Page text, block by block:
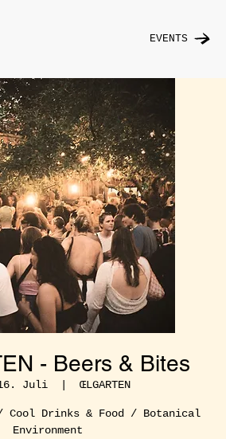
EVENTS
- Beers & Bites
Juli
  |
ŒLGARTEN
/ Cool Drinks & Food / Botanical
Environment